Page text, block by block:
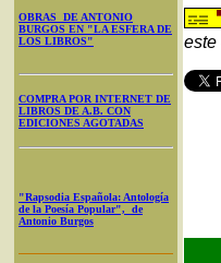
OBRAS DE ANTONIO
BURGOS EN "LA ESFERA DE
LOS LIBROS"
COMPRA POR INTERNET DE
LIBROS DE A.B. CON
EDICIONES AGOTADAS
"Rapsodia Española: Antología
de la Poesía Popular", de
Antonio Burgos
este